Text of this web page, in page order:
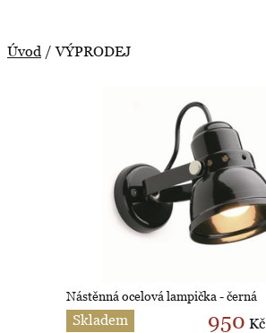
Úvod /VÝPRODEJ
Nástěnná ocelová lampička - černá
Skladem 950 Kč